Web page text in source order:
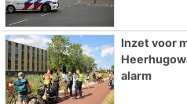
Inzet voor
alarm